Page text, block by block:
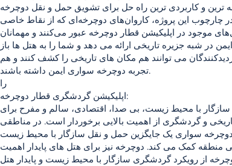
ترین و کاربردی ترین راه حل برای تشویق حمل و نقل دوچرخه
چارچوب این پروژه، کاروان‌های دوچرخه‌ای که از نقاط خاصی
موجود در اپلیکیشن قطار دوچرخه عبور می‌کنند و مهمانان
در شبه جزیره تاریخی ارائه می دهد و شما را به هتل ها باز
می توانند هم مکان های تاریخی را کشف کنند و هم
تجربه دوچرخه سواری ایمن داشته باشند.
را
اپلیکیشن گردشگری قطار دوچرخه:
با محیط زیست، بی صدا، اقتصادی، سالم و مفرح برای
و گردشگری از اهمیت بالایی برخوردار است. در مناطقی
دوچرخه سواری یک جایگزین حمل و نقل سازگار با محیط زیست
منطقه کمک می کند. دوچرخه نیز برای هتل های پایدار اهمیت
از رویکرد گردشگری سازگار با محیط زیست و پایدار هتل